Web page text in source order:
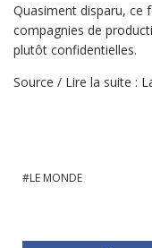
Quasiment disparu, ce
compagnies de
plutôt confidentielles.
Source / Lire la suite :
LE MONDE